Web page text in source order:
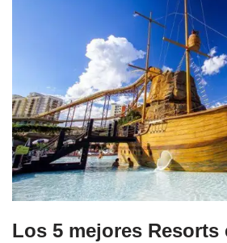
Los 5 mejores Resorts